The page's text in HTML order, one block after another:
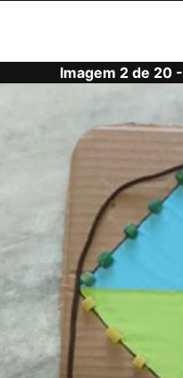
Imagem 2 de 20 -